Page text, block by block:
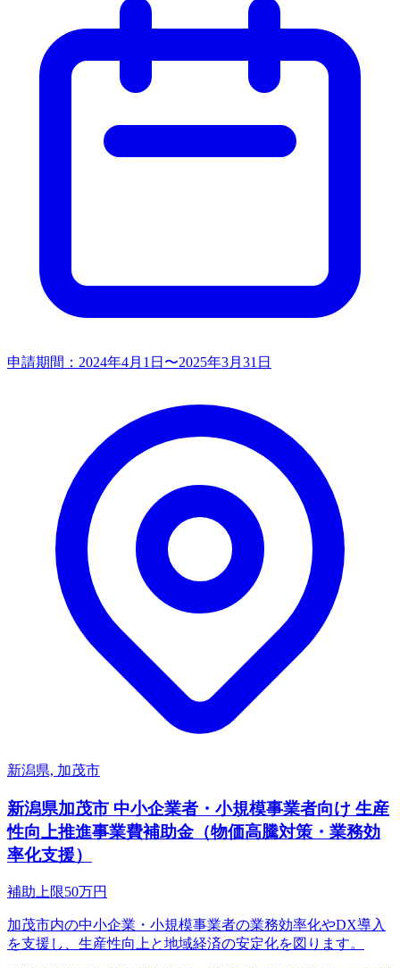
申請期間： 2024年4月1日〜2025年3月31日
新潟県, 加茂市
新潟県加茂市 中小企業者・小規模事業者向け 生産
性向上推進事業費補助金（物価高騰対策・業務効
率化支援）
補助上限50万円
加茂市内の中小企業・小規模事業者の業務効率化やDX導入
を支援し、生産性向上と地域経済の安定化を図ります。